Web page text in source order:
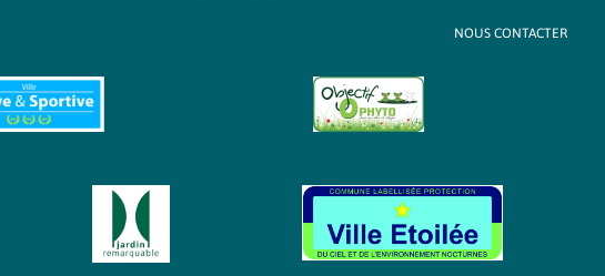
NOUS CONTACTER